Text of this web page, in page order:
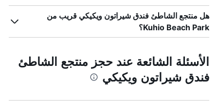
هل منتجع الشاطئ فندق شيراتون ويكيكي قريب من
Kuhio Beach Park؟
الأسئلة الشائعة عند حجز منتجع الشاطئ
فندق شيراتون ويكيكي